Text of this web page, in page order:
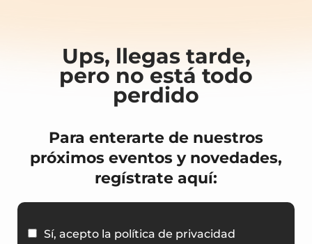
Ups, llegas tarde,
pero no está todo
perdido
Para enterarte de nuestros
próximos eventos y novedades,
regístrate aquí:
Sí, acepto la política de privacidad